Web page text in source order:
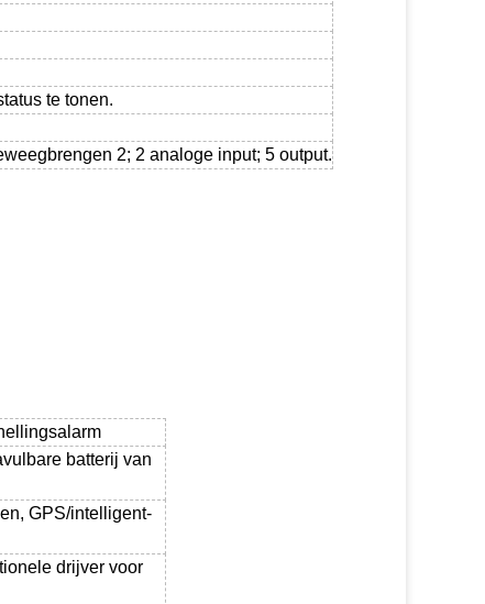
te tonen.
2; 2 analoge input; 5 output.
batterij van
GPS/intelligent-
drijver voor